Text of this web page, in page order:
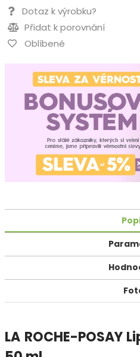
Dotaz k výrobku?
Přidat k porovnání
Oblíbené
LA ROCHE-POSAY